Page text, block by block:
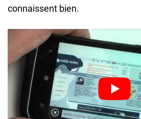
connaissent bien.